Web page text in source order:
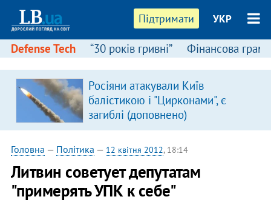
Підтримати УКР
Defense Tech “30 років гривні” Фінансова
Росіяни атакували Київ
балістикою і "Цирконами", є
загиблі (доповнено)
Головна — Політика — 12 квітня 2012, 18:14
Литвин советует депутатам
"примерять УПК к себе"